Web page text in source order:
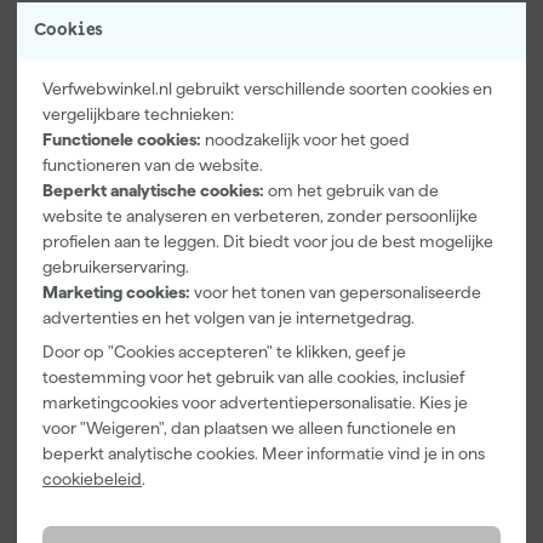
Cookies
Verfwebwinkel.nl gebruikt verschillende soorten cookies en
vergelijkbare technieken:
Functionele cookies: noodzakelijk voor het goed
functioneren van de website.
Beperkt analytische cookies: om het gebruik van de
website te analyseren en verbeteren, zonder persoonlijke
profielen aan te leggen. Dit biedt voor jou de best mogelijke
gebruikerservaring.
Marketing cookies: voor het tonen van gepersonaliseerde
advertenties en het volgen van je internetgedrag.
Door op "Cookies accepteren" te klikken, geef je
toestemming voor het gebruik van alle cookies, inclusief
marketingcookies voor advertentiepersonalisatie. Kies je
voor "Weigeren", dan plaatsen we alleen functionele en
beperkt analytische cookies. Meer informatie vind je in ons
cookiebeleid.
De duurzame beugel is ontworpen om meerdere keren te
werken. Dankzij het ergonomische ontwerp ligt de beugel prettig
in de hand en is langdurig schilderen geen probleem. Het stevige
materiaal zorgt ervoor dat de beugel tegen een stootje kan en
zich uitstekend leent voor zowel kleine als grotere projecten.
Ideaal voor iedereen die nauwkeurigheid belangrijk vindt bij het
schilderen van kleinere oppervlakken of moeilijk bereikbare
plekken.
Kenmerken
Breedte verfbeugel
Specificaties
5400997276894
Artikelnummer
Modelcode
Bekijk alle kenmerken
Vaak gekocht met